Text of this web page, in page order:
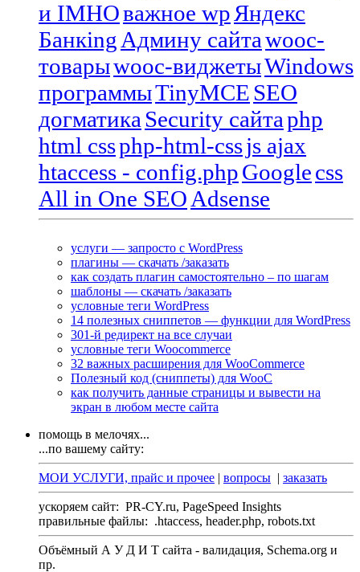
и IMHOважное wp Яндекс
Банкing Админу сайтаwooc-
товарыwooc-виджетыWindows
программыTinyMCE SEO
догматика Security сайтаphp
html cssphp-html-cssjs ajax
htaccess - config.phpGooglecss
All in One SEO Adsense
услуги — запросто с WordPress
плагины — скачать /заказать
как создать плагин самостоятельно – по шагам
шаблоны — скачать /заказать
условные теги WordPress
14 полезных сниппетов — функции для WordPress
301-й редирект на все случаи
условные теги Woocommerce
32 важных расширения для WooCommerce
Полезный код (сниппеты) для WooC
как получить данные страницы и вывести на
экран в любом месте сайта
помощь в мелочях...
...по вашему сайту:
МОИ УСЛУГИ, прайс и прочее | вопросы | заказать
ускоряем сайт: PR-CY.ru, PageSpeed Insights
правильные файлы: .htaccess, header.php, robots.txt
Объёмный А У Д И Т сайта - валидация, Schema.org и
пр.